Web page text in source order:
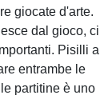
giocate d'arte.
dal gioco, ci
Pisilli a
entrambe le
partitine è uno